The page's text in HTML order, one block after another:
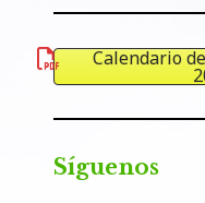
Calendario
Síguenos